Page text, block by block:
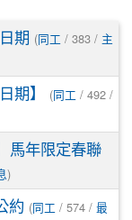
期 (同工 / 383 / 主
期】 (同工 / 492 /
馬年限定春聯
)
約 (同工 / 574 /最